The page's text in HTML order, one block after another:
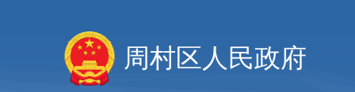
周村区人民政府